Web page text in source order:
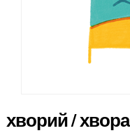
хворий / хвора